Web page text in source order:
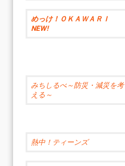
めっけ！ＯＫＡＷＡＲＩ
NEW!
みちしるべ～防災・減災を考
える～
熱中！ティーンズ